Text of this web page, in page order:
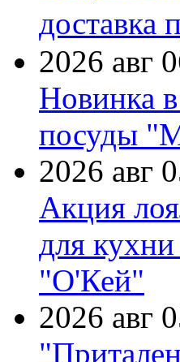
доставка
2026 авг
Новинка
посуды
2026 авг
Акция
для
"О'Кей"
2026 авг